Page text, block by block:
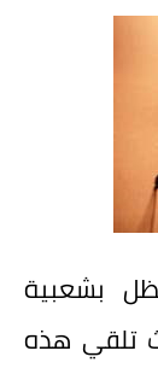
بشعبية
تلقي هذه